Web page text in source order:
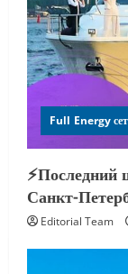
Full Energy
⚡️Последний
Санкт-
Editorial Team